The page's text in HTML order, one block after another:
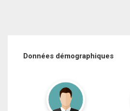
Données démographiques